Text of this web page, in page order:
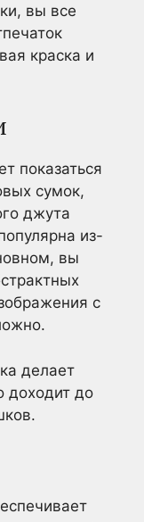
вы все
краска и
показаться
сумок,
джута
из-
вы
с
делает
доходит до